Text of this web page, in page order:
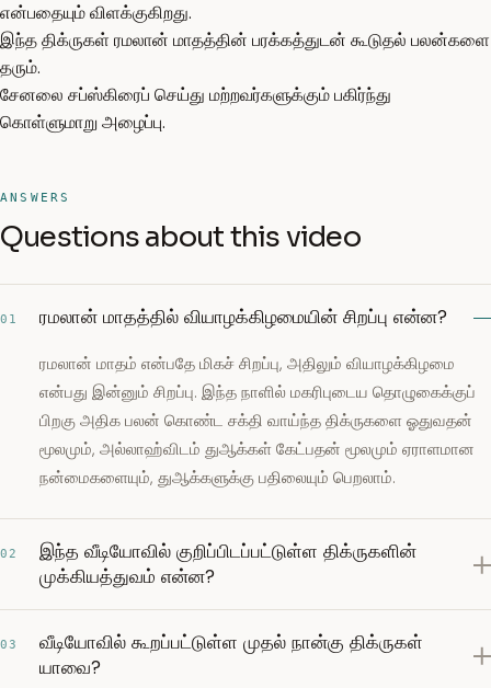
என்பதையும் விளக்குகிறது.
இந்த திக்ருகள் ரமலான் மாதத்தின் பரக்கத்துடன் கூடுதல் பலன்களை
தரும்.
சேனலை சப்ஸ்கிரைப் செய்து மற்றவர்களுக்கும் பகிர்ந்து
கொள்ளுமாறு அழைப்பு.
ANSWERS
Questions about this video
01 ரமலான் மாதத்தில் வியாழக்கிழமையின் சிறப்பு என்ன?
ரமலான் மாதம் என்பதே மிகச் சிறப்பு, அதிலும் வியாழக்கிழமை
என்பது இன்னும் சிறப்பு. இந்த நாளில் மகரிபுடைய தொழுகைக்குப்
பிறகு அதிக பலன் கொண்ட சக்தி வாய்ந்த திக்ருகளை ஓதுவதன்
மூலமும், அல்லாஹ்விடம் துஆக்கள் கேட்பதன் மூலமும் ஏராளமான
நன்மைகளையும், துஆக்களுக்கு பதிலையும் பெறலாம்.
02
இந்த வீடியோவில் குறிப்பிடப்பட்டுள்ள திக்ருகளின்
முக்கியத்துவம் என்ன?
03
வீடியோவில் கூறப்பட்டுள்ள முதல் நான்கு திக்ருகள்
யாவை?